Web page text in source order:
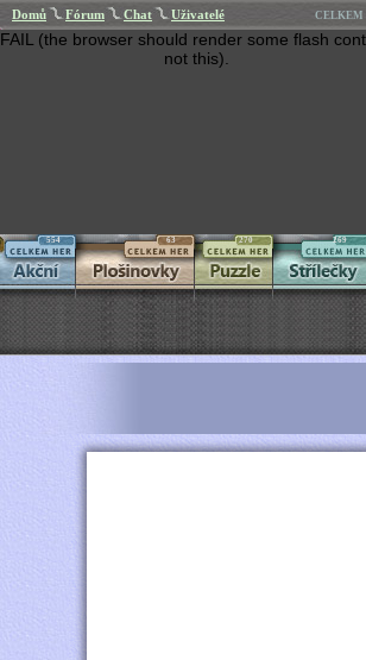
Domů Fórum Chat Uživatelé CELKEM
FAIL (the browser should render some flash
not this).
554 63 270 269